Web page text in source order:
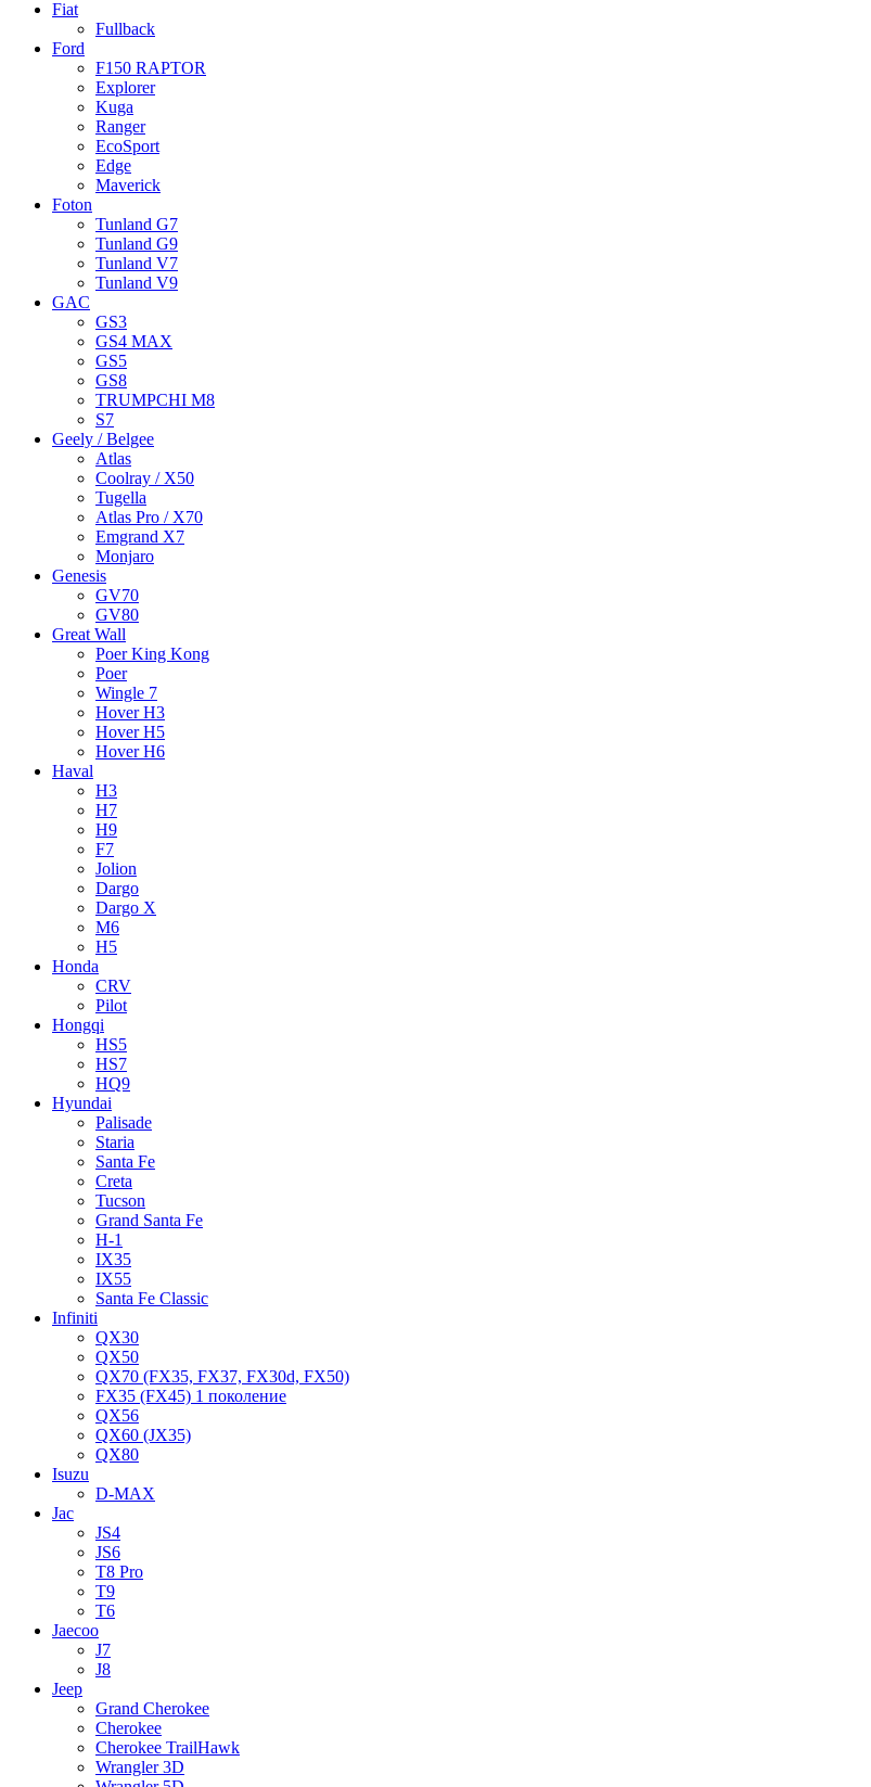
Fiat
Fullback
Ford
F150 RAPTOR
Explorer
Kuga
Ranger
EcoSport
Edge
Maverick
Foton
Tunland G7
Tunland G9
Tunland V7
Tunland V9
GAC
GS3
GS4 MAX
GS5
GS8
TRUMPCHI M8
S7
Geely / Belgee
Atlas
Coolray / X50
Tugella
Atlas Pro / X70
Emgrand X7
Monjaro
Genesis
GV70
GV80
Great Wall
Poer King Kong
Poer
Wingle 7
Hover H3
Hover H5
Hover H6
Haval
H3
H7
H9
F7
Jolion
Dargo
Dargo X
M6
H5
Honda
CRV
Pilot
Hongqi
HS5
HS7
HQ9
Hyundai
Palisade
Staria
Santa Fe
Creta
Tucson
Grand Santa Fe
H-1
IX35
IX55
Santa Fe Classic
Infiniti
QX30
QX50
QX70 (FX35, FX37, FX30d, FX50)
FX35 (FX45) 1 поколение
QX56
QX60 (JX35)
QX80
Isuzu
D-MAX
Jac
JS4
JS6
T8 Pro
T9
T6
Jaecoo
J7
J8
Jeep
Grand Cherokee
Cherokee
Cherokee TrailHawk
Wrangler 3D